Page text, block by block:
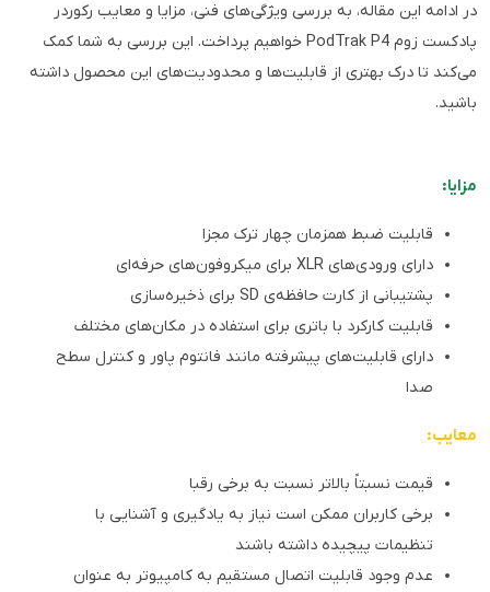
در ادامه این مقاله، به بررسی ویژگی‌های فنی، مزایا و معایب رکوردر
پادکست زوم PodTrak P4 خواهیم پرداخت. این بررسی به شما کمک
می‌کند تا درک بهتری از قابلیت‌ها و محدودیت‌های این محصول داشته
باشید.
مزایا:
قابلیت ضبط همزمان چهار ترک مجزا
دارای ورودی‌های XLR برای میکروفون‌های حرفه‌ای
پشتیبانی از کارت حافظه‌ی SD برای ذخیره‌سازی
قابلیت کارکرد با باتری برای استفاده در مکان‌های مختلف
دارای قابلیت‌های پیشرفته مانند فانتوم پاور و کنترل سطح
صدا
معایب:
قیمت نسبتاً بالاتر نسبت به برخی رقبا
برخی کاربران ممکن است نیاز به یادگیری و آشنایی با
تنظیمات پیچیده داشته باشند
عدم وجود قابلیت اتصال مستقیم به کامپیوتر به عنوان